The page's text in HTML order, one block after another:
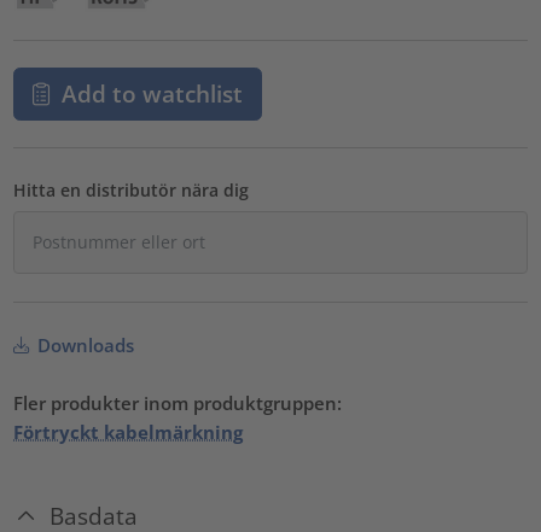
Add to watchlist
Hitta en distributör nära dig
Downloads
Fler produkter inom produktgruppen:
Förtryckt kabelmärkning
Basdata